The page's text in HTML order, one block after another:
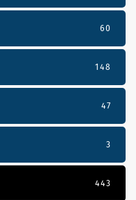
60
148
47
3
443